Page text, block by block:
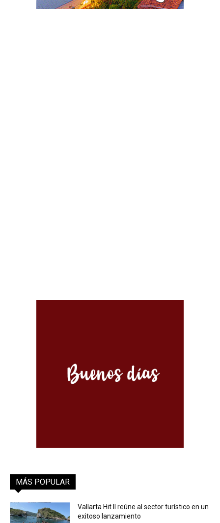
MÁS POPULAR
Vallarta Hit II reúne al sector turístico en un
exitoso lanzamiento